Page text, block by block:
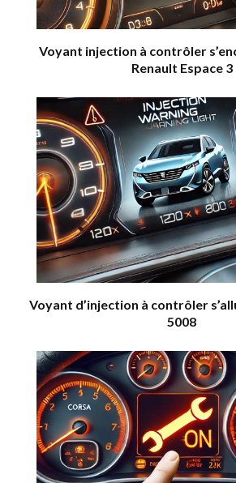
Voyant injection à contrôler
Renault Espace 3
Voyant d’injection à contrôler
5008